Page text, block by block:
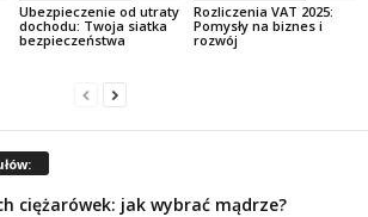
Ubezpieczenie od utraty
dochodu: Twoja siatka
bezpieczeństwa
Rozliczenia VAT 2025:
Pomysły na biznes i
rozwój
ciężarówek: jak wybrać mądrze?